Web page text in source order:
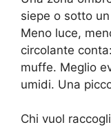
siepe o sotto
Meno luce,
circolante
muffe. Meglio
umidi. Una
Chi vuol